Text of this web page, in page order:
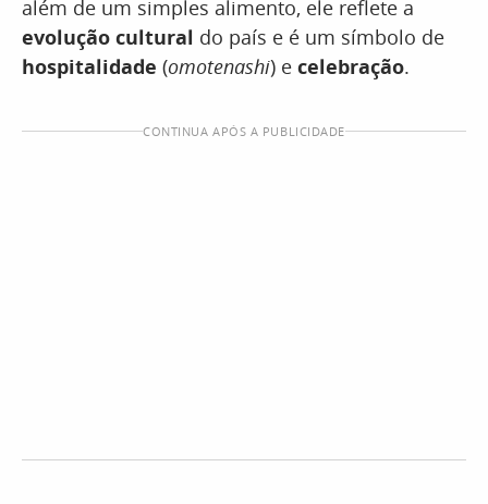
além de um simples alimento, ele reflete a
evolução cultural do país e é um símbolo de
hospitalidade (omotenashi) e celebração.
CONTINUA APÓS A PUBLICIDADE